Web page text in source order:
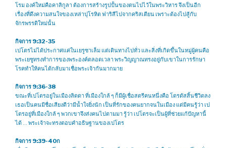
โรม องค์ใหม่คือคาลิกูลา ต้องการสร้างรูปปั้นของตนไปไว้ในพระวิหาร จึงเป็นอีก
เรื่องที่ดึงความสนใจของเหล่าปุโรหิต ฟาริสีไปจากคริสเตียน เพราะต้องไปสู้กับ
จักรพรรดิใหม่นั้น
กิจการ 9:32-35
เปโตรไม่ได้ประกาศแค่ในเยรูซาเล็ม แต่เดินทางไปทั่ว และสิ่งที่เกิดขึ้นในหมู่ผู้คนคือ
พระเยซูทรงทำการของพระองค์ตลอดเวลา พระวิญญาณทรงอยู่กับเขาในการรักษา
โรคทำให้คนได้กลับมาเชื่อพระเจ้ากันมากมาย
กิจการ 9:36-38
ขณะที่เปโตรอยู่ในเมืองลิดดา ที่เมืองใกล้ ๆ ก็มีผู้เชื่อสตรีคนหนึ่งคือ โดรดัสสิ้นชีวิตลง
เธอเป็นคนมีชื่อเสียงดีว่ามีน้ำใจยิ่งนัก เป็นที่รักของคนยากจนในเมือง แต่มีคนรู้ว่า เป
โตรอยู่ที่เมืองใกล้ ๆ พวกเขาจึงส่งคนไปตามมา รู้ว่า เปโตรจะเป็นผู้ที่ช่วยแก้ปัญหานี้
ได้ … พระเจ้าจะทรงตอบคำอธิษฐานของเปโตร
กิจการ 9:39-40ก